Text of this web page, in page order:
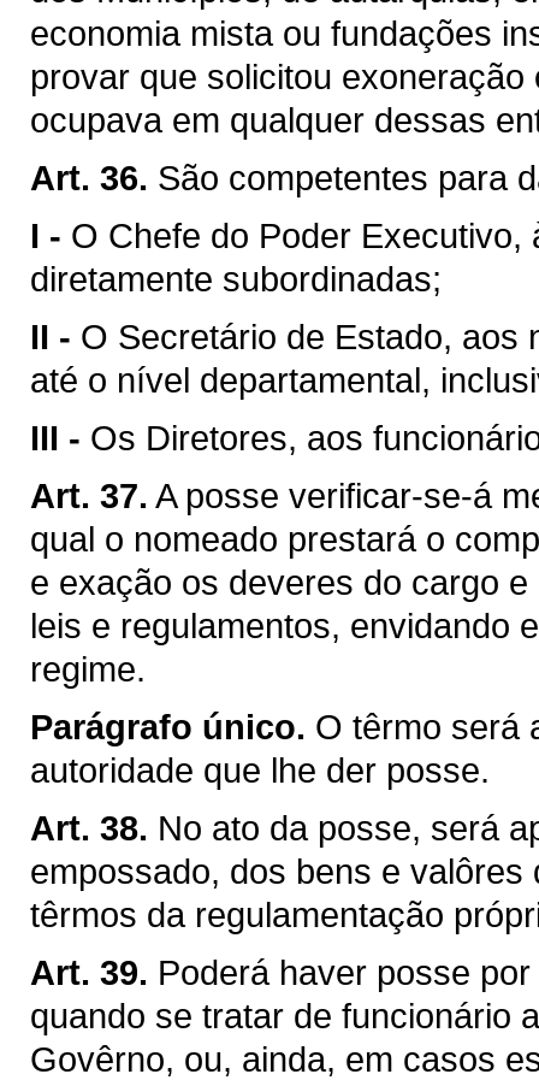
economia mista ou fundações
provar que solicitou
ocupava em qualquer dessas
Art. 36. São competentes para
I - O Chefe do Poder
diretamente subordinadas;
II - O Secretário de Estado, aos
até o nível departamental,
III - Os Diretores, aos
Art. 37. A posse verificar-se-á
qual o nomeado prestará o
e exação os deveres do cargo
leis e regulamentos, envidando
regime.
Parágrafo único. O têrmo será
autoridade que lhe der posse.
Art. 38. No ato da posse, será
empossado, dos bens e
têrmos da regulamentação
Art. 39. Poderá haver posse
quando se tratar de funcionário
Govêrno, ou, ainda, em casos